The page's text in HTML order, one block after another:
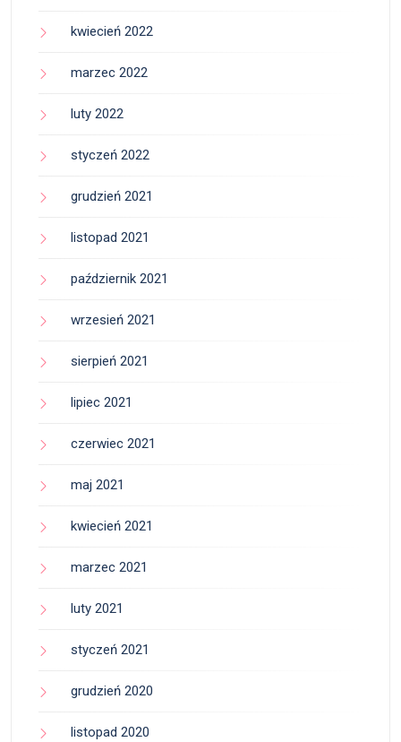
kwiecień 2022
marzec 2022
luty 2022
styczeń 2022
grudzień 2021
listopad 2021
październik 2021
wrzesień 2021
sierpień 2021
lipiec 2021
czerwiec 2021
maj 2021
kwiecień 2021
marzec 2021
luty 2021
styczeń 2021
grudzień 2020
listopad 2020